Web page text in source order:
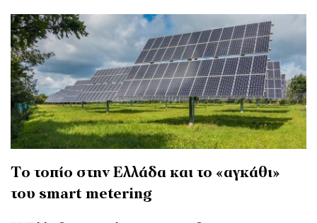
Το τοπίο στην Ελλάδα και το «αγκάθι»
του smart metering